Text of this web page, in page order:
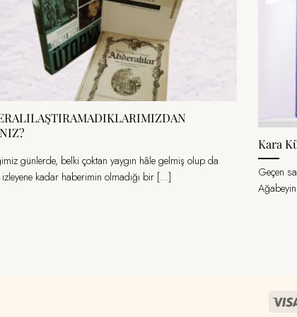
günlerde, belki çoktan yaygın hâle gelmiş olup da
kadar haberimin olmadığı bir [...]
Kara
Geçen